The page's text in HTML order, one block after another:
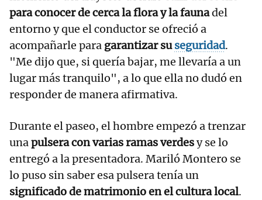
para conocer de cerca la flora y la faunadel
entorno y que el conductor se ofreció a
acompañarle para garantizar suseguridad.
"Me dijo que, si quería bajar, me llevaría a un
lugar más tranquilo", a lo que ella no dudó en
responder de manera afirmativa.
Durante el paseo, el hombre empezó a trenzar
unapulsera con varias ramas verdesy se lo
entregó a la presentadora. Mariló Montero se
lo puso sin saber esa pulsera tenía un
significado de matrimonio en el cultura local.